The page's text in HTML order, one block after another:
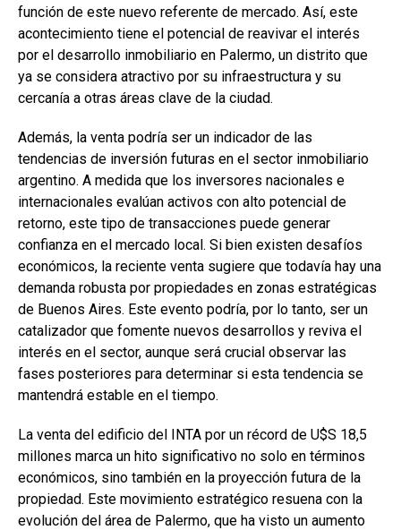
función de este nuevo referente de mercado. Así, este
acontecimiento tiene el potencial de reavivar el interés
por el desarrollo inmobiliario en Palermo, un distrito que
ya se considera atractivo por su infraestructura y su
cercanía a otras áreas clave de la ciudad.
Además, la venta podría ser un indicador de las
tendencias de inversión futuras en el sector inmobiliario
argentino. A medida que los inversores nacionales e
internacionales evalúan activos con alto potencial de
retorno, este tipo de transacciones puede generar
confianza en el mercado local. Si bien existen desafíos
económicos, la reciente venta sugiere que todavía hay una
demanda robusta por propiedades en zonas estratégicas
de Buenos Aires. Este evento podría, por lo tanto, ser un
catalizador que fomente nuevos desarrollos y reviva el
interés en el sector, aunque será crucial observar las
fases posteriores para determinar si esta tendencia se
mantendrá estable en el tiempo.
La venta del edificio del INTA por un récord de U$S 18,5
millones marca un hito significativo no solo en términos
económicos, sino también en la proyección futura de la
propiedad. Este movimiento estratégico resuena con la
evolución del área de Palermo, que ha visto un aumento